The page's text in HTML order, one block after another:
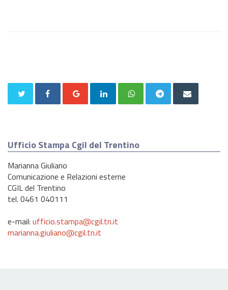
Ufficio Stampa Cgil del Trentino
Marianna Giuliano
Comunicazione e Relazioni esterne
CGIL del Trentino
tel. 0461 040111
e-mail: ufficio.stampa@cgil.tn.it
marianna.giuliano@cgil.tn.it